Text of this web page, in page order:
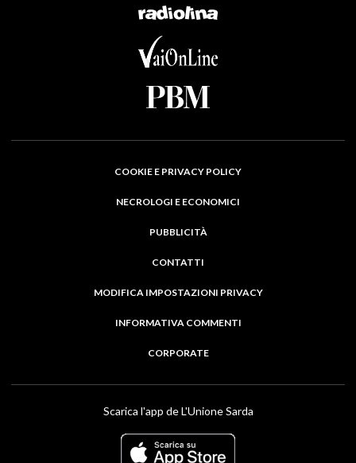
COOKIE E PRIVACY POLICY
NECROLOGI E ECONOMICI
PUBBLICITÀ
CONTATTI
MODIFICA IMPOSTAZIONI PRIVACY
INFORMATIVA COMMENTI
CORPORATE
Scarica l'app de L'Unione Sarda